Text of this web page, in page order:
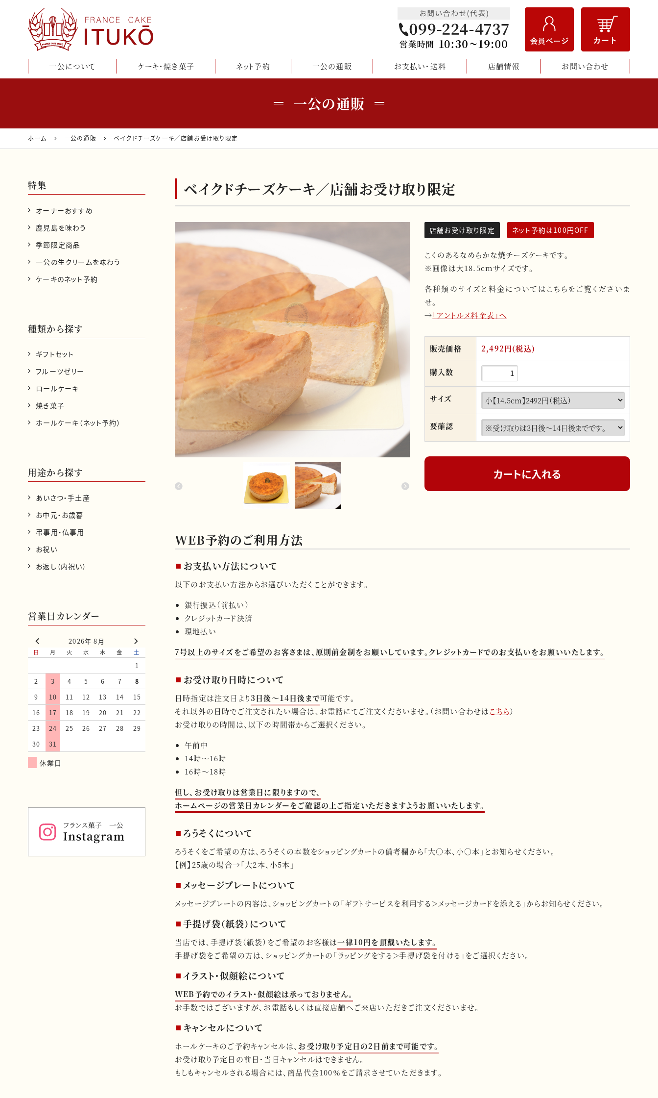
子一公』公式通販
一公について ケーキ・焼き菓子 ネット予約 一公の通販 お支払い・送料 店舗情報 お問い合わせ
一公の通販
ホーム 一公の通販 ベイクドチーズケーキ／店舗お受け取り限定
ベイクドチーズケーキ／店舗お受け取り限定
店舗お受け取り限定 ネット予約は100円OFF
こくのあるなめらかな焼チーズケーキです。
※画像は大18.5cmサイズです。
各種類のサイズと料金についてはこちらをご覧くださいま
せ。
→「アントルメ料金表」へ
販売価格 2,492円(税込)
購入数
サイズ
要確認
WEB予約のご利用方法
お支払い方法について
以下のお支払い方法からお選びいただくことができます。
銀行振込（前払い）
クレジットカード決済
現地払い
7号以上のサイズをご希望のお客さまは、原則前金制をお願いしています。クレジットカードでのお支払いをお願いいたします。
お受け取り日時について
日時指定は注文日より3日後〜14日後まで可能です。
それ以外の日時でご注文されたい場合は、お電話にてご注文くださいませ。（お問い合わせはこちら）
お受け取りの時間は、以下の時間帯からご選択ください。
午前中
14時〜16時
16時〜18時
但し、お受け取りは営業日に限りますので、
ホームページの営業日カレンダーをご確認の上ご指定いただきますようお願いいたします。
ろうそくについて
ろうそくをご希望の方は、ろうそくの本数をショッピングカートの備考欄から「大○本、小○本」とお知らせください。
【例】25歳の場合→「大2本、小5本」
メッセージプレートについて
メッセージプレートの内容は、ショッピングカートの「ギフトサービスを利用する＞メッセージカードを添える」からお知らせください。
手提げ袋（紙袋）について
当店では、手提げ袋（紙袋）をご希望のお客様は一律10円を頂戴いたします。
手提げ袋をご希望の方は、ショッピングカートの「ラッピングをする＞手提げ袋を付ける」をご選択ください。
イラスト・似顔絵について
WEB予約でのイラスト・似顔絵は承っておりません。
お手数ではございますが、お電話もしくは直接店舗へご来店いただきご注文くださいませ。
キャンセルについて
ホールケーキのご予約キャンセルは、 お受け取り予定日の2日前まで可能です。
お受け取り予定日の前日・当日キャンセルはできません。
もしもキャンセルされる場合には、商品代金100％をご請求させていただきます。
特集
オーナーおすすめ
鹿児島を味わう
季節限定商品
一公の生クリームを味わう
ケーキのネット予約
種類から探す
ギフトセット
フルーツゼリー
ロールケーキ
焼き菓子
ホールケーキ（ネット予約）
用途から探す
あいさつ・手土産
お中元・お歳暮
弔事用・仏事用
お祝い
お返し（内祝い）
営業日カレンダー
2026年 8月
日 月 火 水 木 金 土
1
2
3 4 5 6 7
8
9
10 11 12 13 14
15
16
17 18 19 20 21
22
23
24 25 26 27 28
29
30
31
休業日